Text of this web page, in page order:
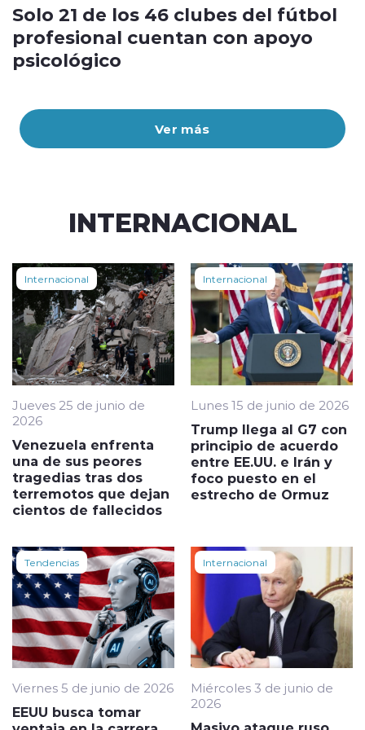
Ver más
Solo 21 de los 46 clubes del fútbol
profesional cuentan con apoyo
psicológico
INTERNACIONAL
Internacional
Jueves 25 de junio de
2026
Venezuela enfrenta
una de sus peores
tragedias tras dos
terremotos que dejan
cientos de fallecidos
Internacional
Lunes 15 de junio de 2026
Trump llega al G7 con
principio de acuerdo
entre EE.UU. e Irán y
foco puesto en el
estrecho de Ormuz
Tendencias
Viernes 5 de junio de 2026
EEUU busca tomar
Internacional
Miércoles 3 de junio de
2026